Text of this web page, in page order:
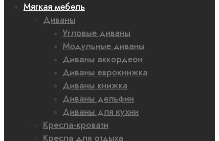
Мягкая мебель
Диваны
Угловые диваны
Модульные диваны
Диваны аккордеон
Диваны еврокнижка
Диваны книжка
Диваны дельфин
Диваны для кухни
Кресла-кровати
Кресла для отдыха